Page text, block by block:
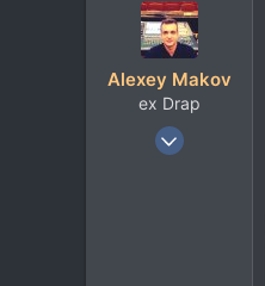
Alexey Makov
ex Drap
27 Дек 2007